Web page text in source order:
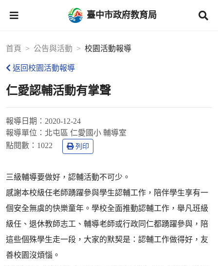
臺中市政府教育局
首頁 公告與活動 校園活動報導
返回校園活動報導
仁愛認輔活動有掌聲
報導日期： 2020-12-24
報導單位： 北屯區 仁愛國小 輔導室
點閱數： 1022 列印
三級輔導要做好，認輔活動不可少。
感謝本校級任老師踴躍參與學生認輔工作，陪伴學生享有一
個安全無虞的快樂童年。學校全面推動認輔工作，舉凡班級
級任、退休教師志工、輔導老師或行政同仁都踴躍參與，陪
這些個殊學生走一段，大家的默契是：認輔工作做得好，友
善校園沒煩惱。